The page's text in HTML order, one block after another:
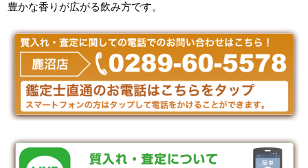
豊かな香りが広がる飲み方です。